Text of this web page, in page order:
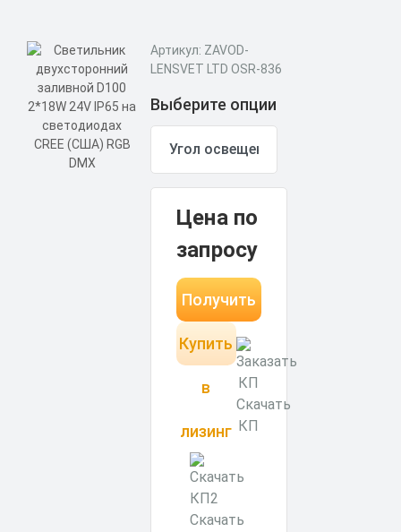
Артикул: ZAVOD-
LENSVET LTD OSR-836
Выберите опции
Цена по
запросу
Получить
КП за 15
минут
Купить
в
лизинг
Скачать
КП
Скачать